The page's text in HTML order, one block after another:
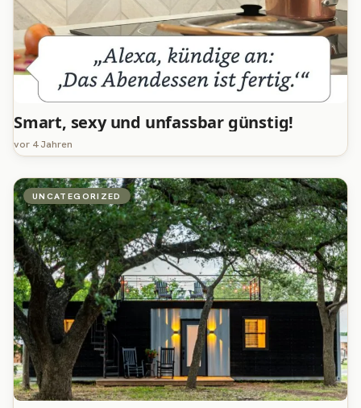
Smart, sexy und unfassbar günstig!
vor 4 Jahren
UNCATEGORIZED